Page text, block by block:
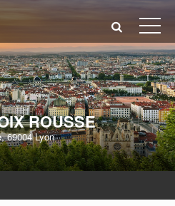
ROUSSE
69004 Lyon